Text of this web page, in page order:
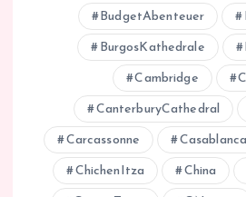
BudgetAbenteuer
BurgosKathedrale
Cambridge
CanterburyCathedral
Carcassonne Casablanca
ChichenItza China